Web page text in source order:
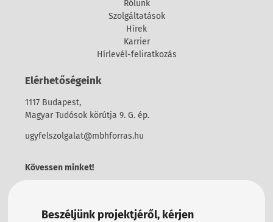
Rólunk
Szolgáltatások
Hírek
Karrier
Hírlevél-feliratkozás
Elérhetőségeink
1117 Budapest,
Magyar Tudósok körútja 9. G. ép.
ugyfelszolgalat@mbhforras.hu
Kövessen minket!
Beszéljünk projektjéről, kérjen